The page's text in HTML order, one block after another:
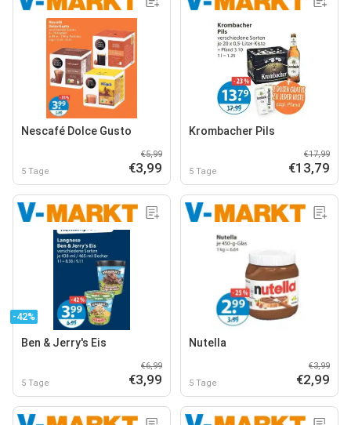
Nescafé Dolce Gusto
5 Tage
€5,99
€3,99
Krombacher Pils
5 Tage
€17,99
€13,79
-42%
Ben & Jerry's Eis
5 Tage
€6,99
€3,99
Nutella
5 Tage
€3,99
€2,99